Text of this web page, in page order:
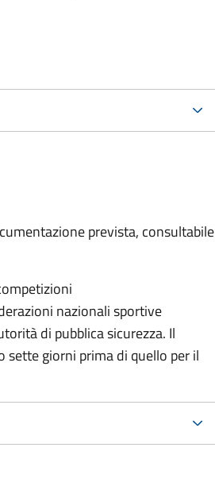
prevista, consultabile
nazionali sportive
di pubblica sicurezza. Il
giorni prima di quello per il